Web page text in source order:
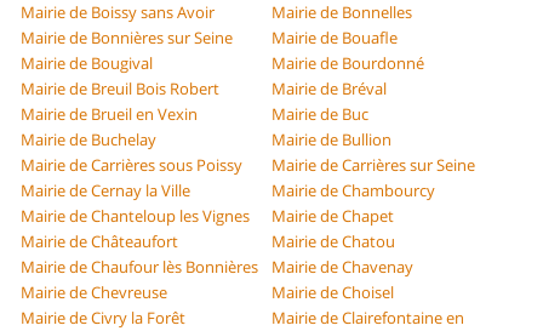
Mairie de Boissy sans Avoir
Mairie de Bonnelles
Mairie de Bonnières sur Seine
Mairie de Bouafle
Mairie de Bougival
Mairie de Bourdonné
Mairie de Breuil Bois Robert
Mairie de Bréval
Mairie de Brueil en Vexin
Mairie de Buc
Mairie de Buchelay
Mairie de Bullion
Mairie de Carrières sous Poissy
Mairie de Carrières sur Seine
Mairie de Cernay la Ville
Mairie de Chambourcy
Mairie de Chanteloup les Vignes
Mairie de Chapet
Mairie de Châteaufort
Mairie de Chatou
Mairie de Chaufour lès Bonnières
Mairie de Chavenay
Mairie de Chevreuse
Mairie de Choisel
Mairie de Civry la Forêt
Mairie de Clairefontaine en